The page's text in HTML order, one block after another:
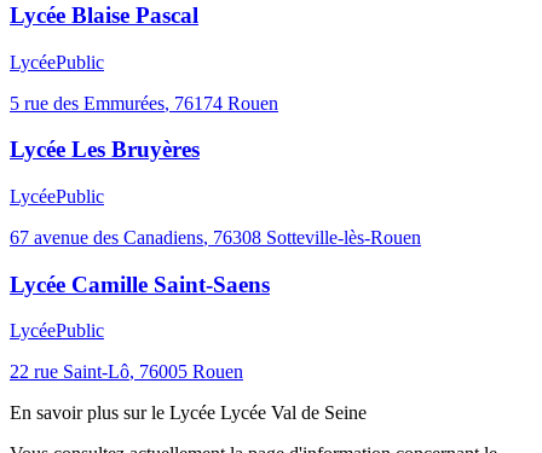
Lycée Blaise Pascal
LycéePublic
5 rue des Emmurées, 76174 Rouen
Lycée Les Bruyères
LycéePublic
67 avenue des Canadiens, 76308 Sotteville-lès-Rouen
Lycée Camille Saint-Saens
LycéePublic
22 rue Saint-Lô, 76005 Rouen
En savoir plus sur le Lycée Lycée Val de Seine